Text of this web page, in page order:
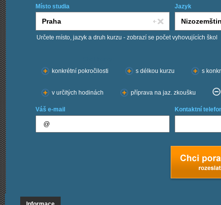
Místo studia Jazyk
Určete místo, jazyk a druh kurzu - zobrazí se počet vyhovujících škol
konkrétní pokročilosti
s délkou kurzu s
v určitých hodinách příprava na jaz. zkoušku
Váš e-mail Kontaktní